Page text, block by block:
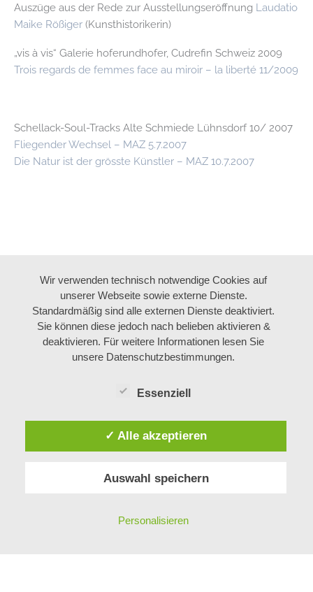
Auszüge aus der Rede zur Ausstellungseröffnung Laudatio
Maike Rößiger (Kunsthistorikerin)
„vis à vis“ Galerie hoferundhofer, Cudrefin Schweiz 2009
Trois regards de femmes face au miroir – la liberté 11/2009
Schellack-Soul-Tracks Alte Schmiede Lühnsdorf 10/ 2007
Fliegender Wechsel – MAZ 5.7.2007
Die Natur ist der grösste Künstler – MAZ 10.7.2007
Wir verwenden technisch notwendige Cookies auf
unserer Webseite sowie externe Dienste.
Standardmäßig sind alle externen Dienste deaktiviert.
Sie können diese jedoch nach belieben aktivieren &
deaktivieren. Für weitere Informationen lesen Sie
unsere Datenschutzbestimmungen.
Essenziell
✓ Alle akzeptieren
Auswahl speichern
Personalisieren